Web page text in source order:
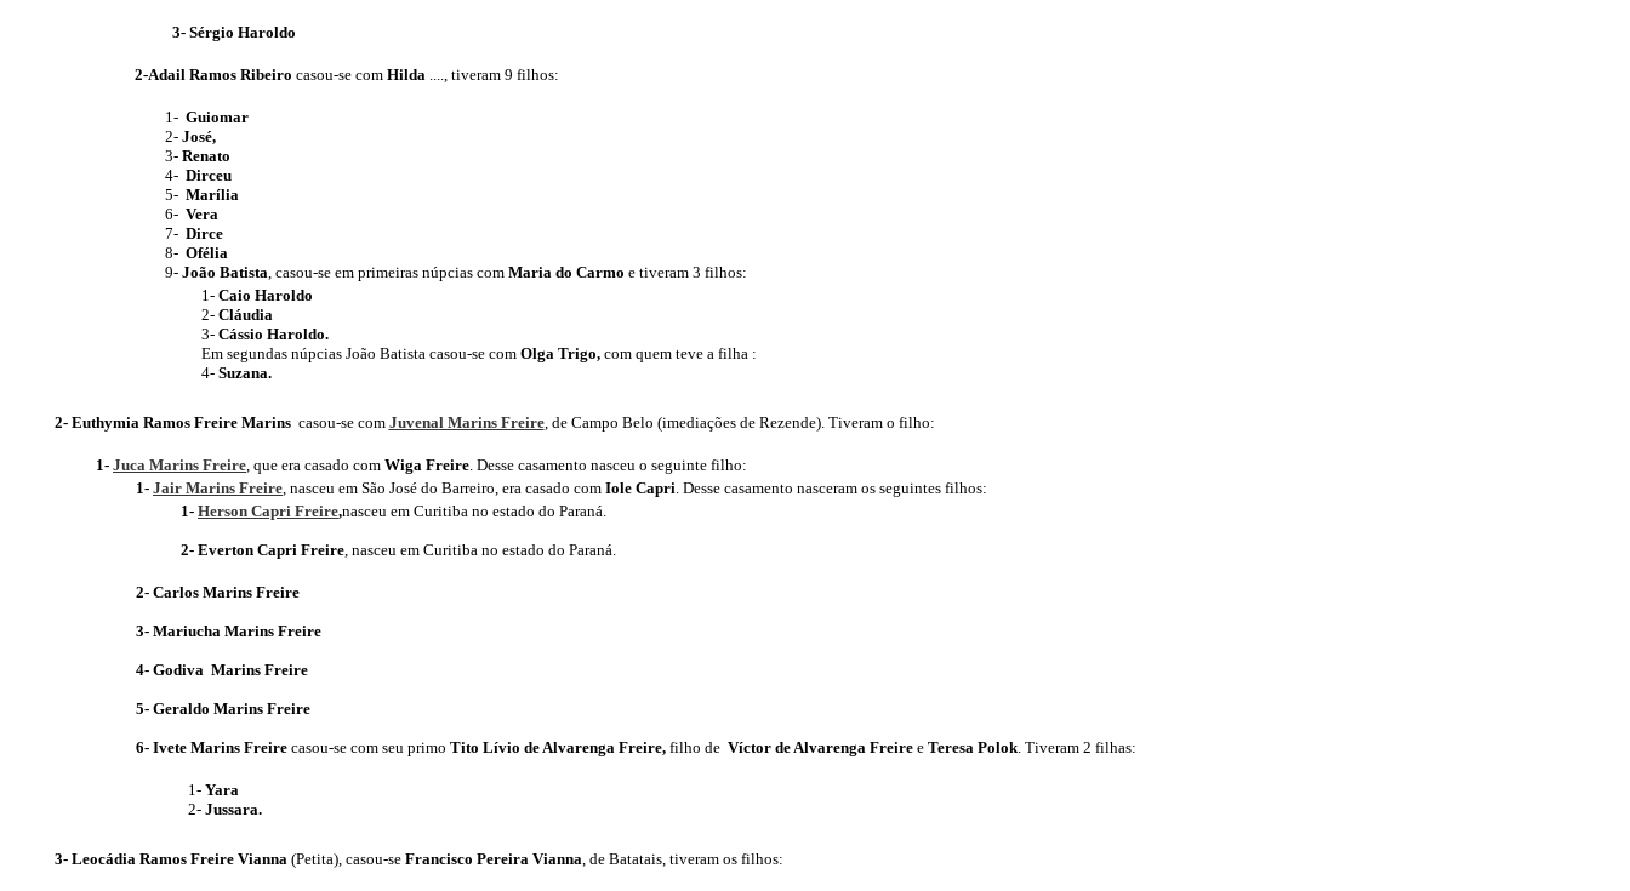
3- Sérgio Haroldo
2-Adail Ramos Ribeiro casou-se com Hilda ...., tiveram 9 filhos:
1- Guiomar
2- José,
3- Renato
4- Dirceu
5- Marília
6- Vera
7- Dirce
8- Ofélia
9- João Batista, casou-se em primeiras núpcias com Maria do Carmo e tiveram 3 filhos:
1- Caio Haroldo
2- Cláudia
3- Cássio Haroldo.
Em segundas núpcias João Batista casou-se com Olga Trigo, com quem teve a filha :
4- Suzana.
2- Euthymia Ramos Freire Marins casou-se com Juvenal Marins Freire, de Campo Belo (imediações de Rezende). Tiveram o filho:
1- Juca Marins Freire, que era casado com Wiga Freire. Desse casamento nasceu o seguinte filho:
1- Jair Marins Freire, nasceu em São José do Barreiro, era casado com Iole Capri. Desse casamento nasceram os seguintes filhos:
1- Herson Capri Freire,nasceu em Curitiba no estado do Paraná.
2- Everton Capri Freire, nasceu em Curitiba no estado do Paraná.
2- Carlos Marins Freire
3- Mariucha Marins Freire
4- Godiva Marins Freire
5- Geraldo Marins Freire
6- Ivete Marins Freire casou-se com seu primo Tito Lívio de Alvarenga Freire, filho de Víctor de Alvarenga Freire e Teresa Polok. Tiveram 2 filhas:
1- Yara
2- Jussara.
3- Leocádia Ramos Freire Vianna(Petita), casou-se Francisco Pereira Vianna, de Batatais, tiveram os filhos: